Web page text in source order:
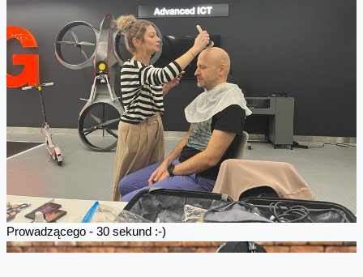
Prowadzącego - 30 sekund :-)